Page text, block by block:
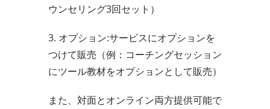
ウンセリング3回セット）
3. オプション:サービスにオプションを
つけて販売（例：コーチングセッション
にツール教材をオプションとして販売）
また、対面とオンライン両方提供可能で